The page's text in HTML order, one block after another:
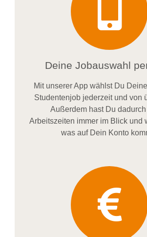
Deine Jobauswahl
Mit unserer App wählst Du
Studentenjob jederzeit und von
Außerdem hast Du dadurch
Arbeitszeiten immer im Blick und
was auf Dein Konto